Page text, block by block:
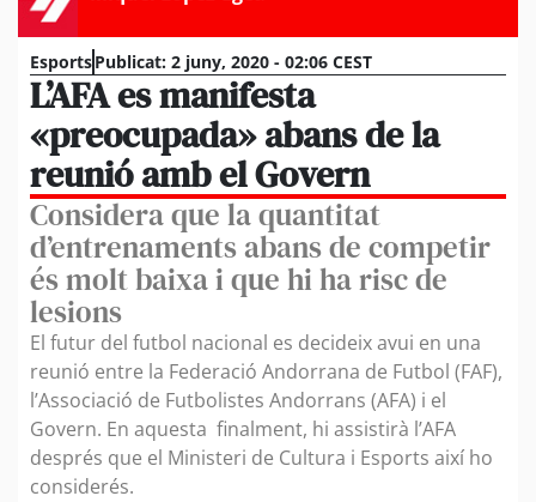
EsportsPublicat: 2 juny, 2020 - 02:06 CEST
L’AFA es manifesta
«preocupada» abans de la
reunió amb el Govern
Considera que la quantitat
d’entrenaments abans de competir
és molt baixa i que hi ha risc de
lesions
El futur del futbol nacional es decideix avui en una
reunió entre la Federació Andorrana de Futbol (FAF),
l’Associació de Futbolistes Andorrans (AFA) i el
Govern. En aquesta finalment, hi assistirà l’AFA
després que el Ministeri de Cultura i Esports així ho
considerés.